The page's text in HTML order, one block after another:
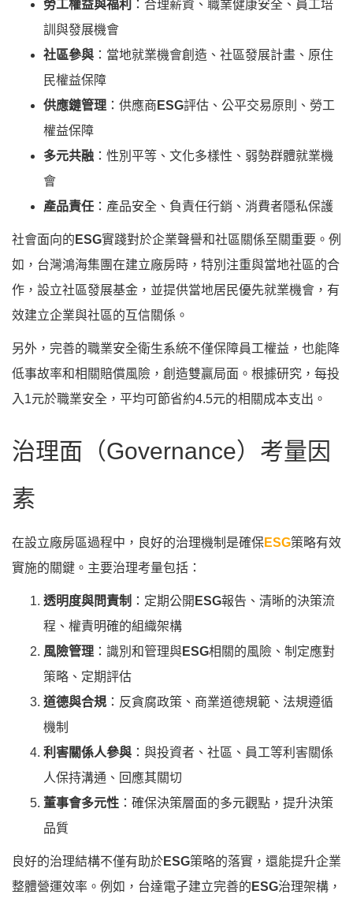
勞工權益與福利
：合理薪資、職業健康安全、員工培
訓與發展機會
社區參與 ：當地就業機會創造、社區發展計畫、原住
民權益保障
供應鏈管理 ：供應商 ESG評估、公平交易原則、勞工
權益保障
多元共融 ：性別平等、文化多樣性、弱勢群體就業機
會
產品責任 ：產品安全、負責任行銷、消費者隱私保護
社會面向的 ESG實踐對於企業聲譽和社區關係至關重要。例
如，台灣鴻海集團在建立廠房時，特別注重與當地社區的合
作，設立社區發展基金，並提供當地居民優先就業機會，有
效建立企業與社區的互信關係。
另外，完善的職業安全衛生系統不僅保障員工權益，也能降
低事故率和相關賠償風險，創造雙贏局面。根據研究，每投
入1元於職業安全，平均可節省約4.5元的相關成本支出。
治理面（Governance）考量因
素
在設立廠房區過程中，良好的治理機制是確保ESG策略有效
實施的關鍵。主要治理考量包括：
透明度與問責制 ：定期公開 ESG報告、清晰的決策流
程、權責明確的組織架構
風險管理 ：識別和管理與ESG相關的風險、制定應對
策略、定期評估
道德與合規 ：反貪腐政策、商業道德規範、法規遵循
機制
利害關係人參與 ：與投資者、社區、員工等利害關係
人保持溝通、回應其關切
董事會多元性 ：確保決策層面的多元觀點，提升決策
品質
良好的治理結構不僅有助於ESG策略的落實，還能提升企業
整體營運效率。例如，台達電子建立完善的 ESG治理架構，